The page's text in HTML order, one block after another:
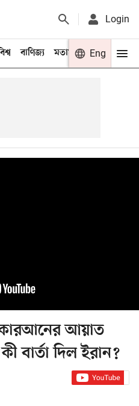
Login
বাণিজ্য মতামত খেলা
Eng
কোরআনের আয়াত
বার্তা দিল ইরান?